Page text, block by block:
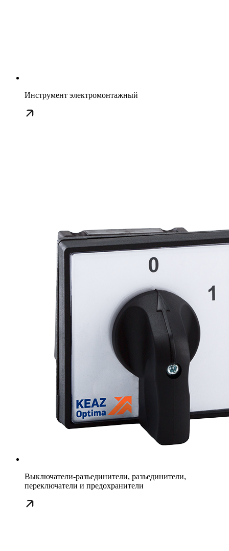
Инструмент электромонтажный
Выключатели-разъединители, разъединители,
переключатели и предохранители